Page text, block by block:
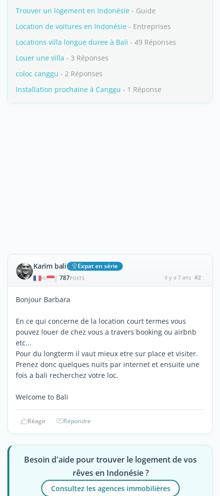
Trouver un logement en Indonésie - Guide
Location de voitures en Indonésie - Entreprises
Locations villa longue duree à Bali - 49 Réponses
Louer une villa - 3 Réponses
coloc canggu - 2 Réponses
Installation prochaine à Canggu - 1 Réponse
Karim bali Expat en série
| 787POSTS il y a 7 ans #2
Bonjour Barbara
En ce qui concerne de la location court termes vous
pouvez louer de chez vous a travers booking ou airbnb
etc...
Pour du longterm il vaut mieux etre sur place et visiter.
Prenez donc quelques nuits par internet et ensuite une
fois a bali recherchez votre loc.
Welcome to Bali
Réagir Répondre
Besoin d'aide pour trouver le logement de vos
rêves en Indonésie ?
Consultez les agences immobilières